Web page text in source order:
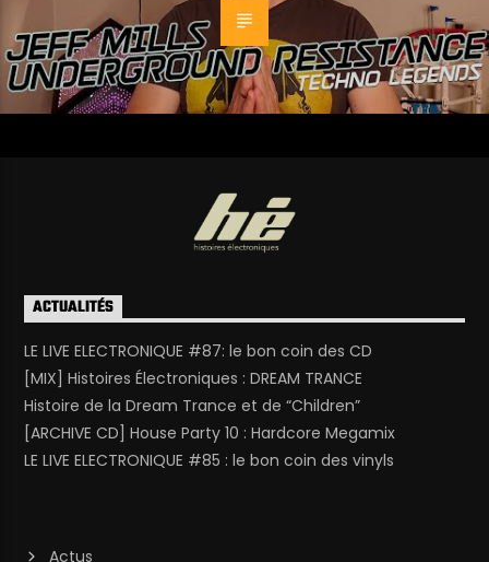
ACTUALITÉS
LE LIVE ELECTRONIQUE #87: le bon coin des CD
[MIX] Histoires Électroniques : DREAM TRANCE
Histoire de la Dream Trance et de “Children”
[ARCHIVE CD] House Party 10 : Hardcore Megamix
LE LIVE ELECTRONIQUE #85 : le bon coin des vinyls
Actus